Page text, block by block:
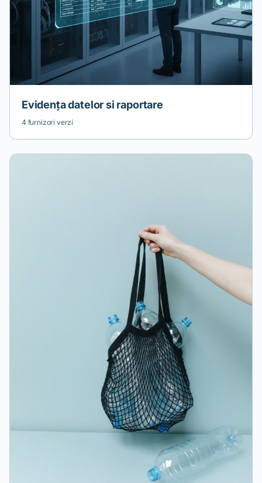
Evidența datelor si raportare
4 furnizori verzi